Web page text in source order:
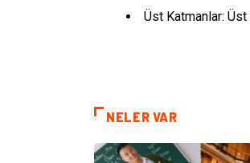
Üst Katmanlar: Üst
NELER VAR